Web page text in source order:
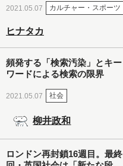
2021.05.07 カルチャー・スポーツ
ヒナタカ
頻発する「検索汚染」とキー
ワードによる検索の限界
2021.05.07 社会
柳井政和
ロンドン再封鎖16週目。最終